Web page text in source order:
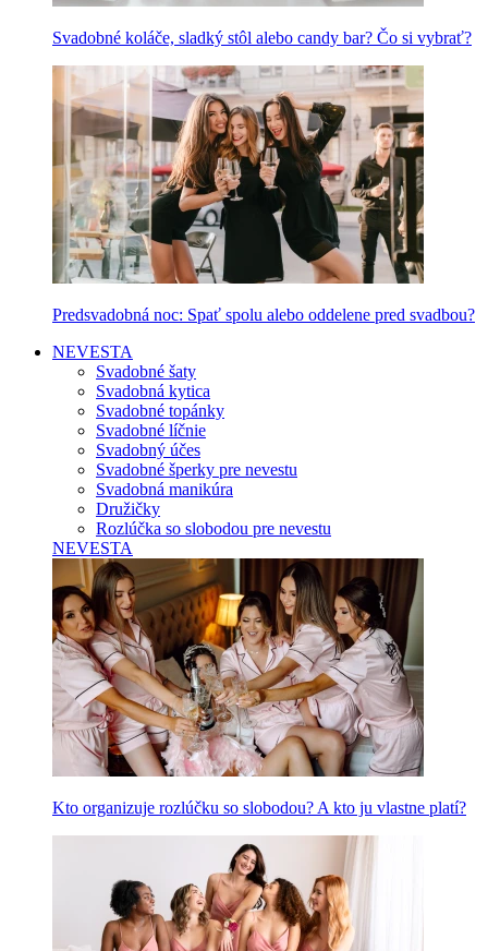
Svadobné koláče, sladký stôl alebo candy bar? Čo si vybrať?
Predsvadobná noc: Spať spolu alebo oddelene pred svadbou?
NEVESTA
Svadobné šaty
Svadobná kytica
Svadobné topánky
Svadobné líčnie
Svadobný účes
Svadobné šperky pre nevestu
Svadobná manikúra
Družičky
Rozlúčka so slobodou pre nevestu
NEVESTA
Kto organizuje rozlúčku so slobodou? A kto ju vlastne platí?